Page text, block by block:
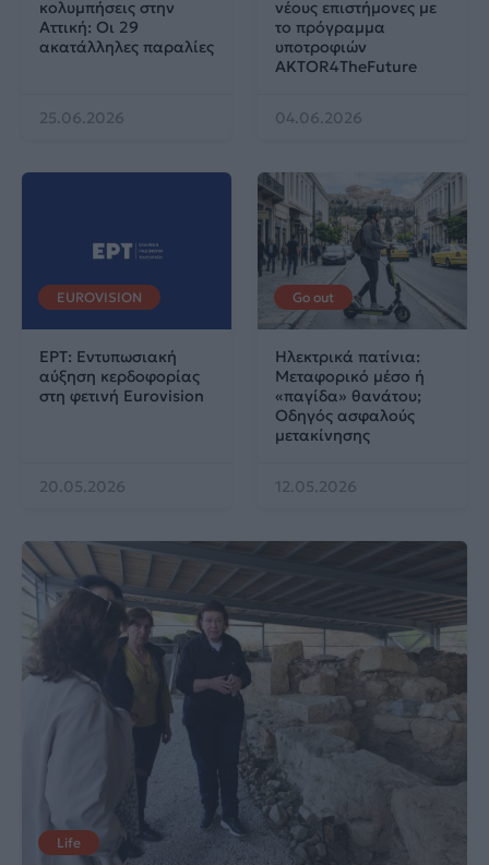
κολυμπήσεις στην
Αττική: Οι 29
ακατάλληλες παραλίες
25.06.2026
νέους επιστήμονες με
το πρόγραμμα
υποτροφιών
AKTOR4TheFuture
04.06.2026
EUROVISION
ΕΡΤ: Εντυπωσιακή
αύξηση κερδοφορίας
στη φετινή Eurovision
20.05.2026
Go out
Ηλεκτρικά πατίνια:
Μεταφορικό μέσο ή
«παγίδα» θανάτου;
Οδηγός ασφαλούς
μετακίνησης
12.05.2026
Life